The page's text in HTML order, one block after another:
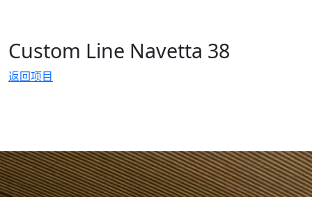
Custom Line Navetta 38
返回项目